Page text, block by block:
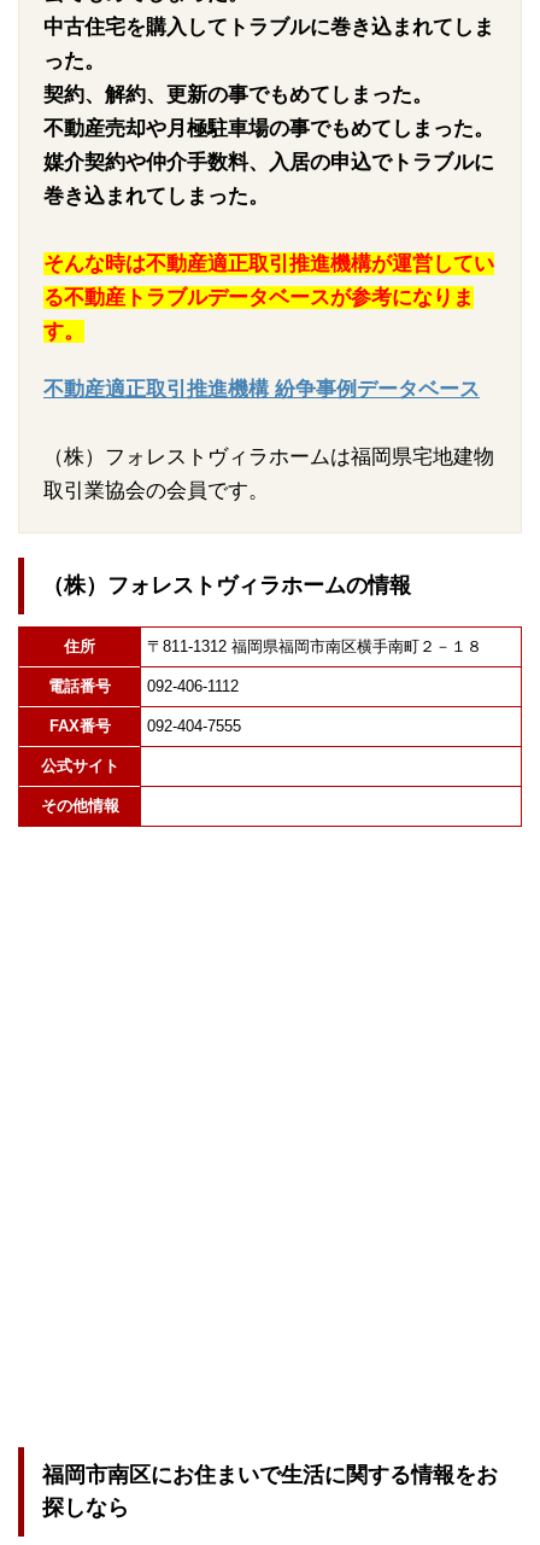
中古住宅を購入してトラブルに巻き込まれてしま
った。
契約、解約、更新の事でもめてしまった。
不動産売却や月極駐車場の事でもめてしまった。
媒介契約や仲介手数料、入居の申込でトラブルに
巻き込まれてしまった。
そんな時は不動産適正取引推進機構が運営してい
る不動産トラブルデータベースが参考になりま
す。
不動産適正取引推進機構 紛争事例データベース
（株）フォレストヴィラホームは福岡県宅地建物
取引業協会の会員です。
（株）フォレストヴィラホームの情報
住所 〒811-1312 福岡県福岡市南区横手南町２－１８
電話番号 092-406-1112
FAX番号 092-404-7555
公式サイト
その他情報
福岡市南区にお住まいで生活に関する情報をお
探しなら